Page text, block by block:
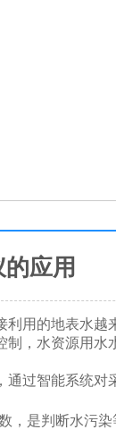
应用
用的地表水
，水资源用
过智能系统
是判断水污